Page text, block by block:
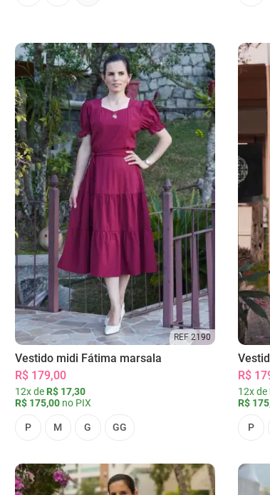
REF 2190
Vestido midi Fátima marsala
R$ 179,00
12x de R$ 17,30
R$ 175,00no PIX
P M G GG
R$
12x de
R$
P